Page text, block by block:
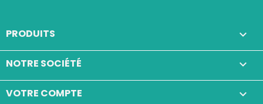
PRODUITS 
NOTRE SOCIÉTÉ 
VOTRE COMPTE 